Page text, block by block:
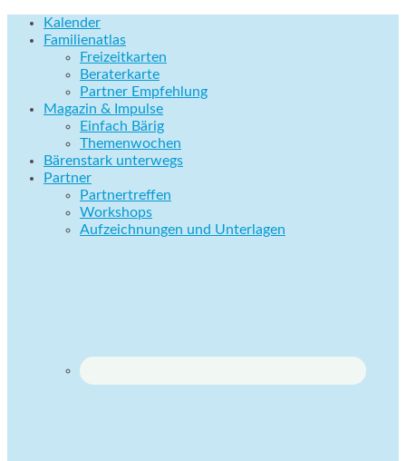
Kalender
Familienatlas
Freizeitkarten
Beraterkarte
Partner Empfehlung
Magazin & Impulse
Einfach Bärig
Themenwochen
Bärenstark unterwegs
Partner
Partnertreffen
Workshops
Aufzeichnungen und Unterlagen